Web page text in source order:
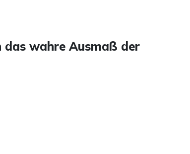
das wahre Ausmaß der